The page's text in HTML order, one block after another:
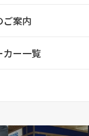
ご案内
カー一覧